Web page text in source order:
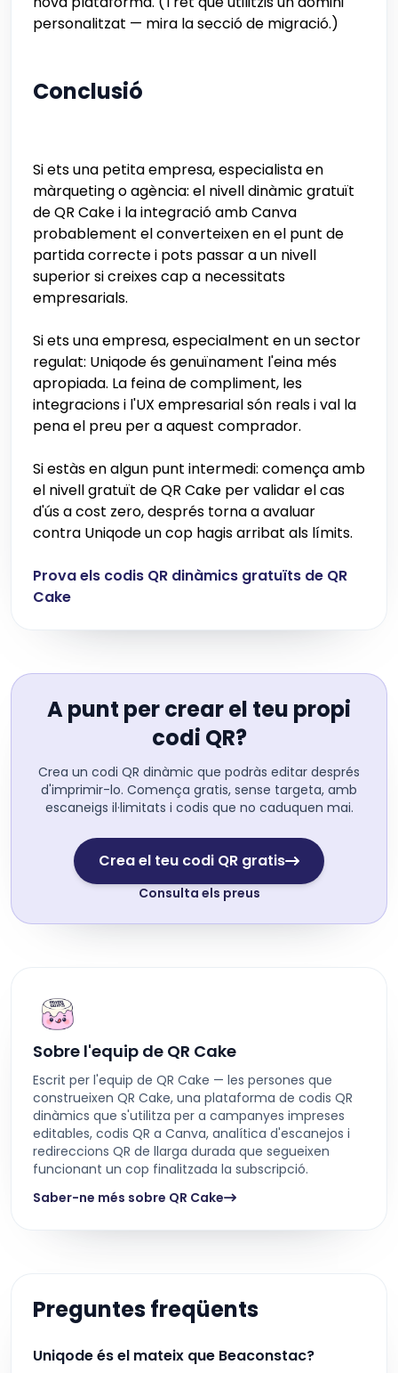
personalitzat — mira la secció de migració.)
Conclusió
Si ets una petita empresa, especialista en
màrqueting o agència: el nivell dinàmic gratuït
de QR Cake i la integració amb Canva
probablement el converteixen en el punt de
partida correcte i pots passar a un nivell
superior si creixes cap a necessitats
empresarials.
Si ets una empresa, especialment en un sector
regulat: Uniqode és genuïnament l'eina més
apropiada. La feina de compliment, les
integracions i l'UX empresarial són reals i val la
pena el preu per a aquest comprador.
Si estàs en algun punt intermedi: comença amb
el nivell gratuït de QR Cake per validar el cas
d'ús a cost zero, després torna a avaluar
contra Uniqode un cop hagis arribat als límits.
Prova els codis QR dinàmics gratuïts de QR
Cake
A punt per crear el teu propi
codi QR?
Crea un codi QR dinàmic que podràs editar després
d'imprimir-lo. Comença gratis, sense targeta, amb
escaneigs il·limitats i codis que no caduquen mai.
Crea el teu codi QR gratis
Consulta els preus
Sobre l'equip de QR Cake
Escrit per l'equip de QR Cake — les persones que
construeixen QR Cake, una plataforma de codis QR
dinàmics que s'utilitza per a campanyes impreses
editables, codis QR a Canva, analítica d'escanejos i
redireccions QR de llarga durada que segueixen
funcionant un cop finalitzada la subscripció.
Saber-ne més sobre QR Cake
Preguntes freqüents
Uniqode és el mateix que Beaconstac?